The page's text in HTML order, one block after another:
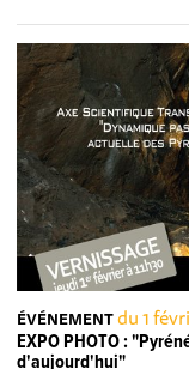
ÉVÉNEMENTdu 1
EXPO PHOTO :
d'aujourd'hui"